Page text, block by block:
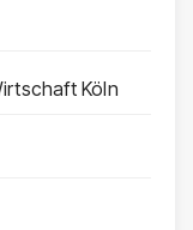
Köln